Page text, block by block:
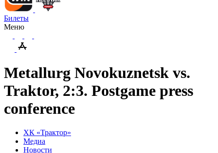
Билеты
Меню
Metallurg Novokuznetsk vs.
Traktor, 2:3. Postgame press
conference
ХК «Трактор»
Медиа
Новости